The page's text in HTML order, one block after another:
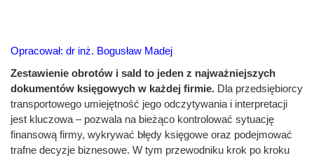
Opracował: dr inż. Bogusław Madej
Zestawienie obrotów i sald to jeden z najważniejszych
dokumentów księgowych w każdej firmie. Dla przedsiębiorcy
transportowego umiejętność jego odczytywania i interpretacji
jest kluczowa – pozwala na bieżąco kontrolować sytuację
finansową firmy, wykrywać błędy księgowe oraz podejmować
trafne decyzje biznesowe. W tym przewodniku krok po kroku